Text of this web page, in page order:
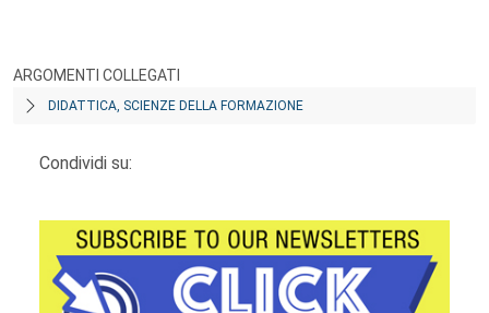
ARGOMENTI COLLEGATI
DIDATTICA, SCIENZE DELLA FORMAZIONE
Condividi su: